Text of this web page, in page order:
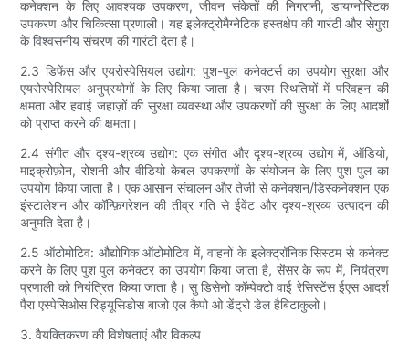
कनेक्शन के लिए आवश्यक उपकरण, जीवन संकेतों की निगरानी, ​​​​डायग्नोस्टिक
उपकरण और चिकित्सा प्रणाली। यह इलेक्ट्रोमैग्नेटिक हस्तक्षेप की गारंटी और सेगुरा
के विश्वसनीय संचरण की गारंटी देता है।
2.3 डिफेंस और एयरोस्पेसियल उद्योग: पुश-पुल कनेक्टर्स का उपयोग सुरक्षा और
एयरोस्पेसियल अनुप्रयोगों के लिए किया जाता है। चरम स्थितियों में परिवहन की
क्षमता और हवाई जहाज़ों की सुरक्षा व्यवस्था और उपकरणों की सुरक्षा के लिए आदर्शों
को प्राप्त करने की क्षमता।
2.4 संगीत और दृश्य-श्रव्य उद्योग: एक संगीत और दृश्य-श्रव्य उद्योग में, ऑडियो,
माइक्रोफ़ोन, रोशनी और वीडियो केबल उपकरणों के संयोजन के लिए पुश पुल का
उपयोग किया जाता है। एक आसान संचालन और तेजी से कनेक्शन/डिस्कनेक्शन एक
इंस्टालेशन और कॉन्फ़िगरेशन की तीव्र गति से ईवेंट और दृश्य-श्रव्य उत्पादन की
अनुमति देता है।
2.5 ऑटोमोटिव: औद्योगिक ऑटोमोटिव में, वाहनों के इलेक्ट्रॉनिक सिस्टम से कनेक्ट
करने के लिए पुश पुल कनेक्टर का उपयोग किया जाता है, सेंसर के रूप में, नियंत्रण
प्रणाली को नियंत्रित किया जाता है। सु डिसेनो कॉम्पेक्टो वाई रेसिस्टेंस ईएस आदर्श
पैरा एस्पेसिओस रिड्यूसिडोस बाजो एल कैपो ओ डेंट्रो डेल हैबिटाकुलो।
3. वैयक्तिकरण की विशेषताएं और विकल्प